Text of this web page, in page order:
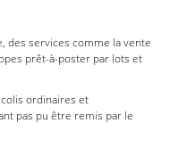
des services comme la vente
prêt-à-poster par lots et
ordinaires et
pas pu être remis par le